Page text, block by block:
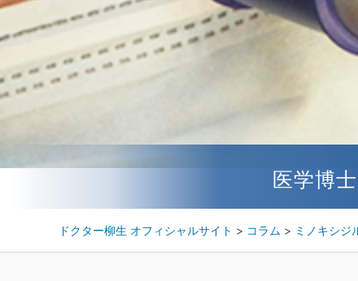
医学博士
ドクター柳生 オフィシャルサイト > コラム > ミノキシジ